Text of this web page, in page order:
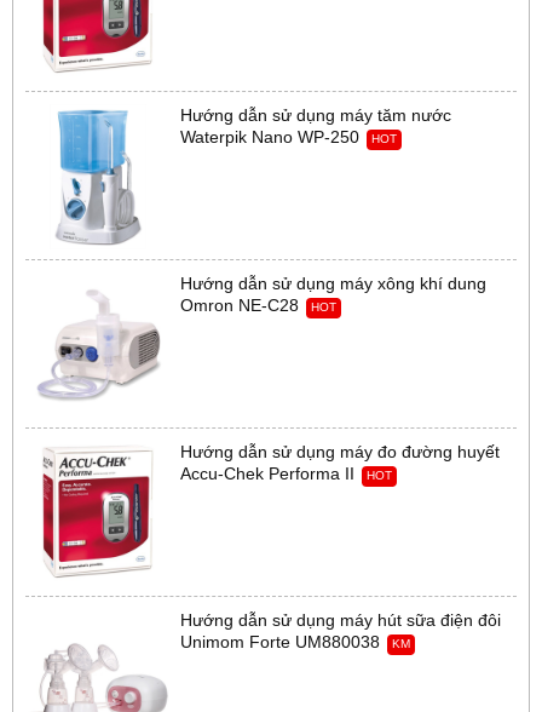
Hướng dẫn sử dụng máy tăm nước
Waterpik Nano WP-250
HOT
Hướng dẫn sử dụng máy xông khí dung
Omron NE-C28
HOT
Hướng dẫn sử dụng máy đo đường huyết
Accu-Chek Performa II
HOT
Hướng dẫn sử dụng máy hút sữa điện đôi
Unimom Forte UM880038
KM